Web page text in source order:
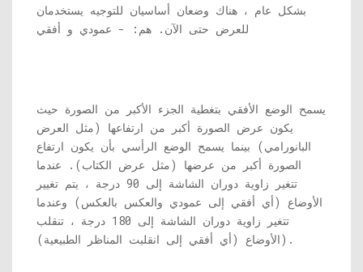
بشكل عام ، هناك وضعان أساسيان للتوجيه يستخدمان
للعرض حتى الآن. هم: - عمودي و أفقي
يسمح الوضع الأفقي بتغطية الجزء الأكبر من الصورة حيث
يكون عرض الصورة أكبر من ارتفاعها (مثل العرض
البانورامي) بينما يسمح الوضع الرأسي بأن يكون ارتفاع
الصورة أكبر من عرضها (مثل عرض الكتاب). عندما
تتغير زاوية دوران الشاشة إلى 90 درجة ، يتم تغيير
الأوضاع (أي أفقي إلى عمودي والعكس بالعكس) وعندما
تتغير زاوية دوران الشاشة إلى 180 درجة ، تنقلب
الأوضاع (أي أفقي إلى انقلبت المناظر الطبيعية)).